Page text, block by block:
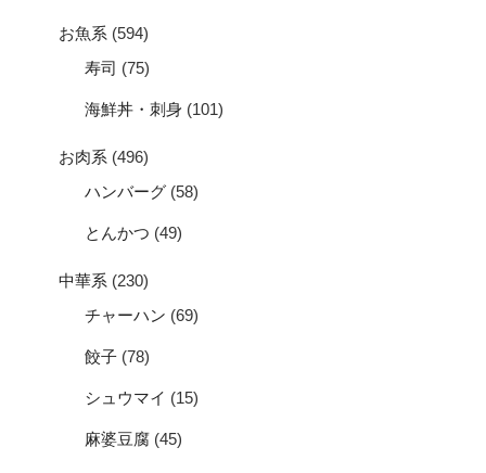
お魚系 (594)
寿司 (75)
海鮮丼・刺身 (101)
お肉系 (496)
ハンバーグ (58)
とんかつ (49)
中華系 (230)
チャーハン (69)
餃子 (78)
シュウマイ (15)
麻婆豆腐 (45)